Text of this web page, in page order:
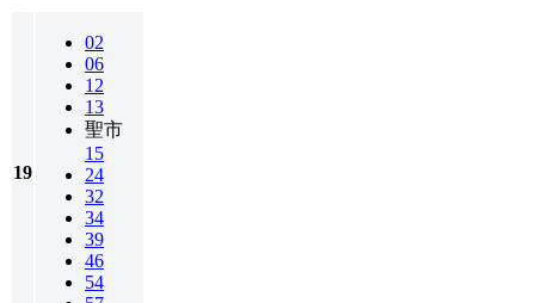
19
02
06
12
13
聖市
15
24
32
34
39
46
54